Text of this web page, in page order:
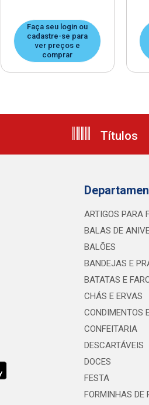
Faça seu login ou
cadastre-se para
ver preços e
comprar
Títulos
ARTIGOS PARA
BALAS DE
BALÕES
BANDEJAS E
BATATAS E
CHÁS E ERVAS
CONDIMENTOS
CONFEITARIA
DESCARTÁVEIS
DOCES
FESTA
FORMINHAS DE